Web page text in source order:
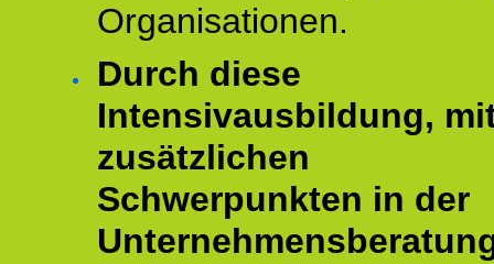
Organisationen.
Durch diese
Intensivausbildung,
zusätzlichen
Schwerpunkten in der